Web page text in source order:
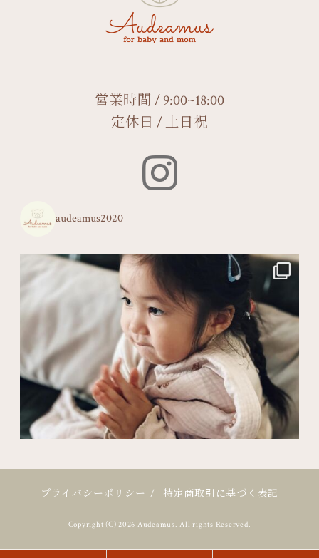
営業時間 / 9:00~18:00
定休日 / 土日祝
audeamus2020
プライバシーポリシー / 特定商取引に基づく表記
Copyright (C) 2026 Audeamus. All rights Reserved.